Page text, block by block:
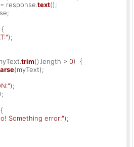
response. text();
{
);
trim(). length > 0)  {
(myText);
);
Something error:");